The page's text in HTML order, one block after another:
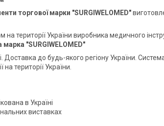
торгової марки "SURGIWELOMED"
території України виробника медичного
марка "SURGIWELOMED"
Доставка до будь-якого регіону України.
території України.
в Україні
виставках